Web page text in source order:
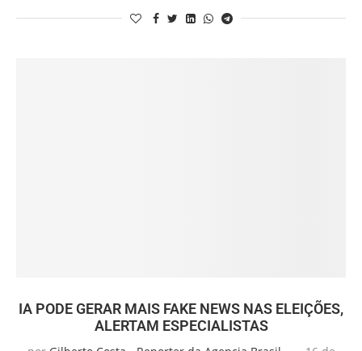
IA PODE GERAR MAIS FAKE NEWS NAS ELEIÇÕES,
ALERTAM ESPECIALISTAS